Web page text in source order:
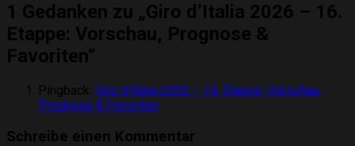
1 Gedanken zu „Giro d’Italia 2026 – 16.
Etappe: Vorschau, Prognose &
Favoriten“
Pingback: Giro d’Italia 2026 – 14. Etappe: Vorschau,
Prognose & Favoriten
Schreibe einen Kommentar